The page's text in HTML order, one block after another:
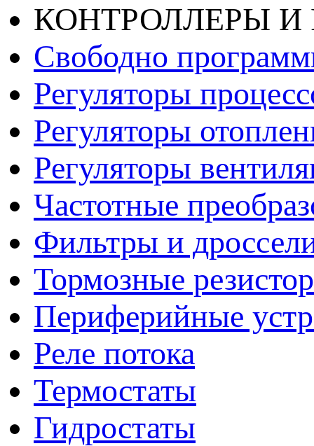
КОНТРОЛЛЕРЫ И
Свободно
Регуляторы
Регуляторы
Регуляторы
Частотные
Фильтры и
Тормозные
Периферийные
Реле потока
Термостаты
Гидростаты